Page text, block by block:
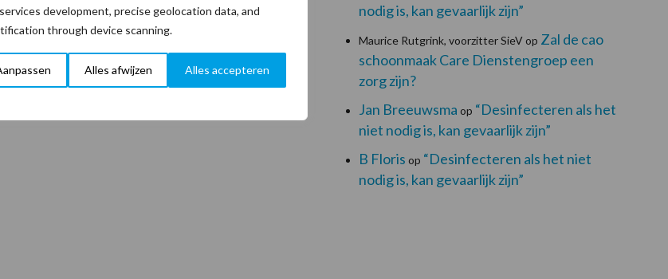
development, precise geolocation data, and
through device scanning.
Alles afwijzen Alles accepteren
nodig is, kan gevaarlijk zijn”
Maurice Rutgrink, voorzitter SieVop Zal de cao
schoonmaak Care Dienstengroep een
zorg zijn?
Jan Breeuwsma op “Desinfecteren als het
niet nodig is, kan gevaarlijk zijn”
B Floris op “Desinfecteren als het niet
nodig is, kan gevaarlijk zijn”